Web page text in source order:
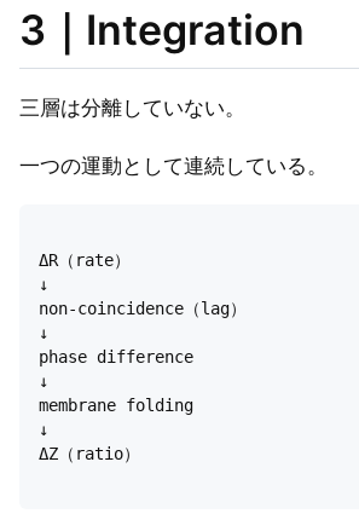
3｜Integration
三層は分離していない。
一つの運動として連続している。
ΔR（rate）
↓
non-coincidence（lag）
↓
phase difference
↓
membrane folding
↓
ΔZ（ratio）